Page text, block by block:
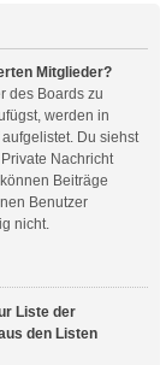
Mitglieder?
des Boards zu
werden in
Du siehst
Nachricht
Beiträge
Benutzer
nicht.
Liste der
den Listen